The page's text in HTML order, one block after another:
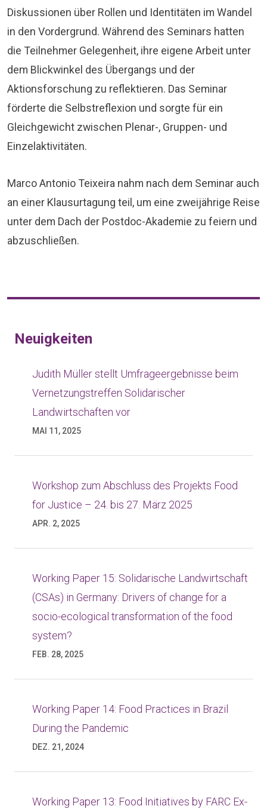
Diskussionen über Rollen und Identitäten im Wandel
in den Vordergrund. Während des Seminars hatten
die Teilnehmer Gelegenheit, ihre eigene Arbeit unter
dem Blickwinkel des Übergangs und der
Aktionsforschung zu reflektieren. Das Seminar
förderte die Selbstreflexion und sorgte für ein
Gleichgewicht zwischen Plenar-, Gruppen- und
Einzelaktivitäten.
Marco Antonio Teixeira nahm nach dem Seminar auch
an einer Klausurtagung teil, um eine zweijährige Reise
unter dem Dach der Postdoc-Akademie zu feiern und
abzuschließen.
Neuigkeiten
Judith Müller stellt Umfrageergebnisse beim
Vernetzungstreffen Solidarischer
Landwirtschaften vor
MAI 11, 2025
Workshop zum Abschluss des Projekts Food
for Justice – 24. bis 27. März 2025
APR. 2, 2025
Working Paper 15: Solidarische Landwirtschaft
(CSAs) in Germany: Drivers of change for a
socio-ecological transformation of the food
system?
FEB. 28, 2025
Working Paper 14: Food Practices in Brazil
During the Pandemic
DEZ. 21, 2024
Working Paper 13: Food Initiatives by FARC Ex-